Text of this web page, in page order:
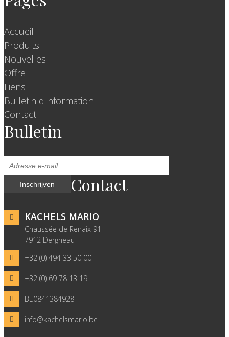
Accueil
Produits
Nouvelles
Offre
Liens
Bulletin d'information
Contact
Bulletin
Contact
KACHELS MARIO
Chaussée de Renaix 91
7912 Dergneau
+32 (0) 494 33 50 00
+32 (0) 69 78 13 19
BE0841384928
info@kachelsmario.be